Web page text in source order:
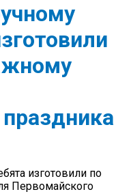
изготовили по
Первомайского